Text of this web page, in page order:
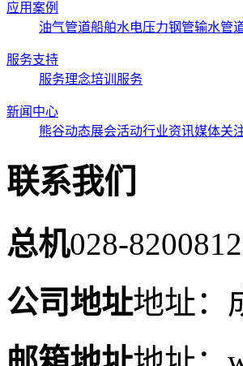
应用案例
油气管道船舶水电压力钢管输水管
服务支持
服务理念培训服务
新闻中心
熊谷动态展会活动行业资讯媒体关
联系我们
总机028-
公司地址地址：